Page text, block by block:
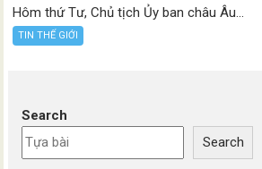
Hôm thứ Tư, Chủ tịch Ủy ban châu Âu...
TIN THẾ GIỚI
Search
Search